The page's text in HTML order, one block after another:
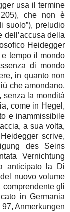
usa il termine
205), che non è
suolo”), preludio
dell’accusa della
Heidegger
e tempo il mondo
di mondo
in quanto non
che amondano,
senza la mondità
come in Hegel,
e inammissibile
a sua volta,
scrive,
des Seins
Vernichtung
anticipato la Di
nuovo volume
comprendente gli
in Germania
Anmerkungen